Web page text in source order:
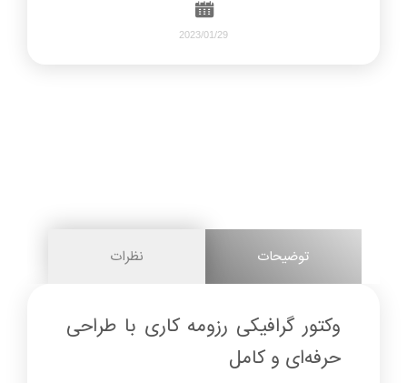
2023/01/29
توضیحات نظرات
وکتور گرافیکی رزومه کاری با طراحی
حرفه‌ای و کامل